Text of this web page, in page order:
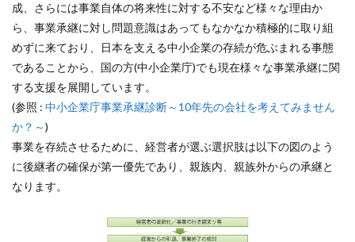
成、さらには事業自体の将来性に対する不安など様々な理由か
ら、事業承継に対し問題意識はあってもなかなか積極的に取り組
めずに来ており、日本を支える中小企業の存続が危ぶまれる事態
であることから、国の方(中小企業庁)でも現在様々な事業承継に関
する支援を展開しています。
(参照 : 中小企業庁事業承継診断～10年先の会社を考えてみません
か？～)
事業を存続させるために、経営者が選ぶ選択肢は以下の図のよう
に後継者の確保が第一優先であり、親族内、親族外からの承継と
なります。